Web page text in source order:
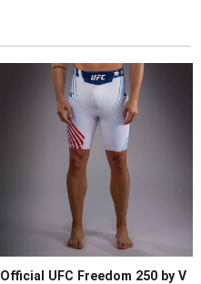
Official UFC Freedom 250 by V